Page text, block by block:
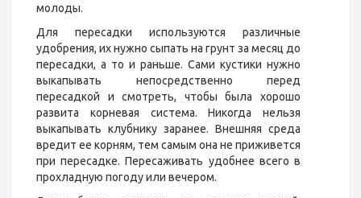
молоды.
Для пересадки используются различные
удобрения, их нужно сыпать на грунт за месяц до
пересадки, а то и раньше. Сами кустики нужно
выкапывать непосредственно перед
пересадкой и смотреть, чтобы была хорошо
развита корневая система. Никогда нельзя
выкапывать клубнику заранее. Внешняя среда
вредит ее корням, тем самым она не приживется
при пересадке. Пересаживать удобнее всего в
прохладную погоду или вечером.